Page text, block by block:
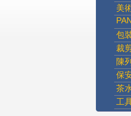
美
包
裁
陳
保
茶
工